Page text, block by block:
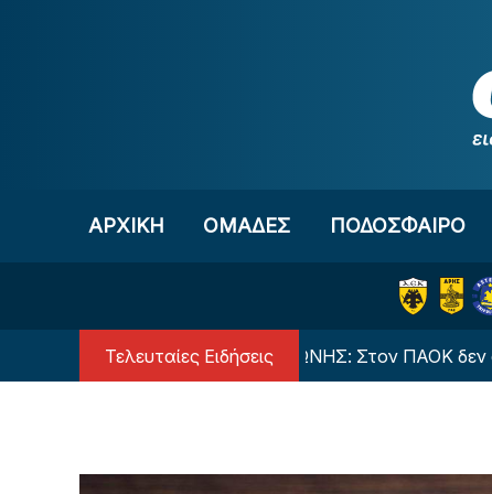
ΑΡΧΙΚΗ OΜΑΔΕΣ ΠΟΔΟΣΦΑΙΡΟ
Τελευταίες Ειδήσεις
Γ. ΚΟΛΟΚΟΤΡΩΝΗΣ: Στον ΠΑΟΚ δεν άξιζε